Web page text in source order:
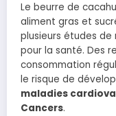
Le beurre de
aliment gras et
plusieurs études
pour la santé. Des
consommation
le risque de
maladies
Cancers.